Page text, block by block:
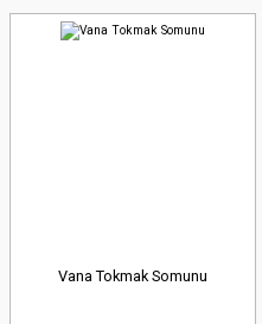
Vana Tokmak Somunu